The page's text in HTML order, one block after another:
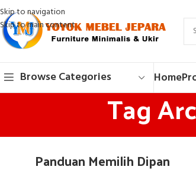
Skip to navigation
Skip to main content
Browse Categories Home
Tag
Panduan Memilih Dipan